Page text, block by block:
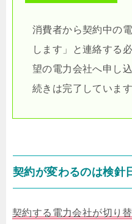
消費者から契約中の
します」と連絡する
望の電力会社へ申し
続きは完了しています
契約が変わるのは検針
契約する電力会社が切り